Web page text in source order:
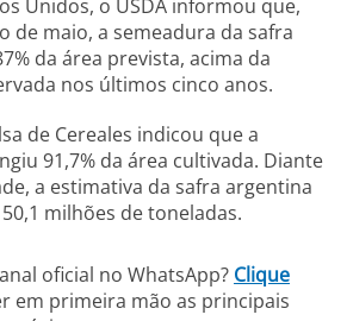
Unidos, o USDA informou que,
de maio, a semeadura da safra
da área prevista, acima da
nos últimos cinco anos.
de Cereales indicou que a
91,7% da área cultivada. Diante
a estimativa da safra argentina
milhões de toneladas.
oficial no WhatsApp? Clique
em primeira mão as principais